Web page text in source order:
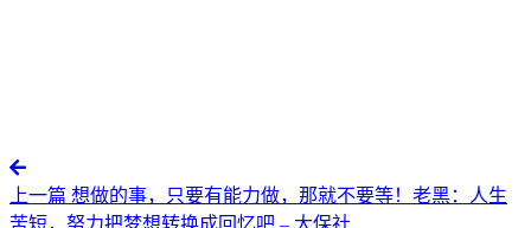
上一篇 想做的事，只要有能力做，那就不要等！老黑：人生
苦短，努力把梦想转换成回忆吧 – 大保社